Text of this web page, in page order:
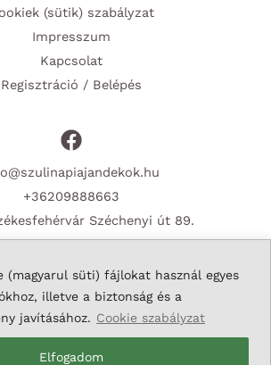
(magyarul süti) fájlokat használ egyes
illetve a biztonság és a
javításához. Cookie szabályzat
Elfogadom
(sütik) szabályzat
Impresszum
Kapcsolat
Regisztráció / Belépés
+36209888663
Széchenyi út 89.